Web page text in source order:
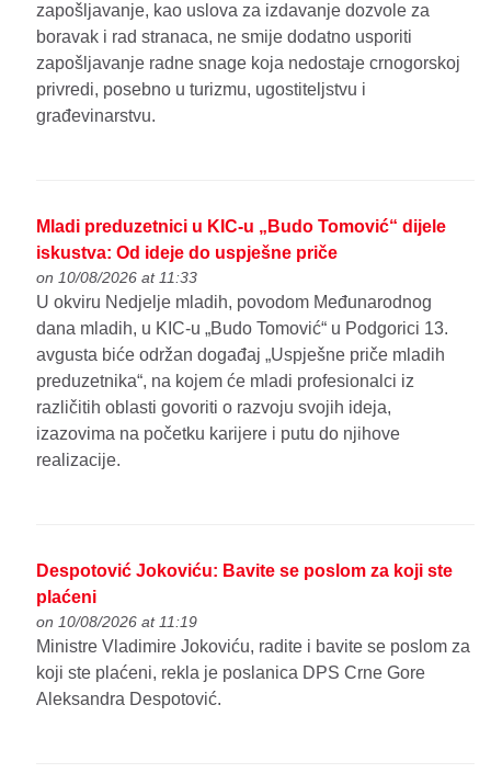
zapošljavanje, kao uslova za izdavanje dozvole za
boravak i rad stranaca, ne smije dodatno usporiti
zapošljavanje radne snage koja nedostaje crnogorskoj
privredi, posebno u turizmu, ugostiteljstvu i
građevinarstvu.
Mladi preduzetnici u KIC-u „Budo Tomović“ dijele
iskustva: Od ideje do uspješne priče
on 10/08/2026 at 11:33
U okviru Nedjelje mladih, povodom Međunarodnog
dana mladih, u KIC-u „Budo Tomović“ u Podgorici 13.
avgusta biće održan događaj „Uspješne priče mladih
preduzetnika“, na kojem će mladi profesionalci iz
različitih oblasti govoriti o razvoju svojih ideja,
izazovima na početku karijere i putu do njihove
realizacije.
Despotović Jokoviću: Bavite se poslom za koji ste
plaćeni
on 10/08/2026 at 11:19
Ministre Vladimire Jokoviću, radite i bavite se poslom za
koji ste plaćeni, rekla je poslanica DPS Crne Gore
Aleksandra Despotović.